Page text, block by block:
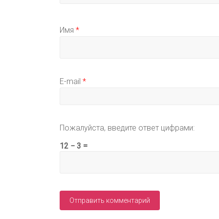
Имя *
E-mail *
Пожалуйста, введите ответ цифрами:
12 − 3 =